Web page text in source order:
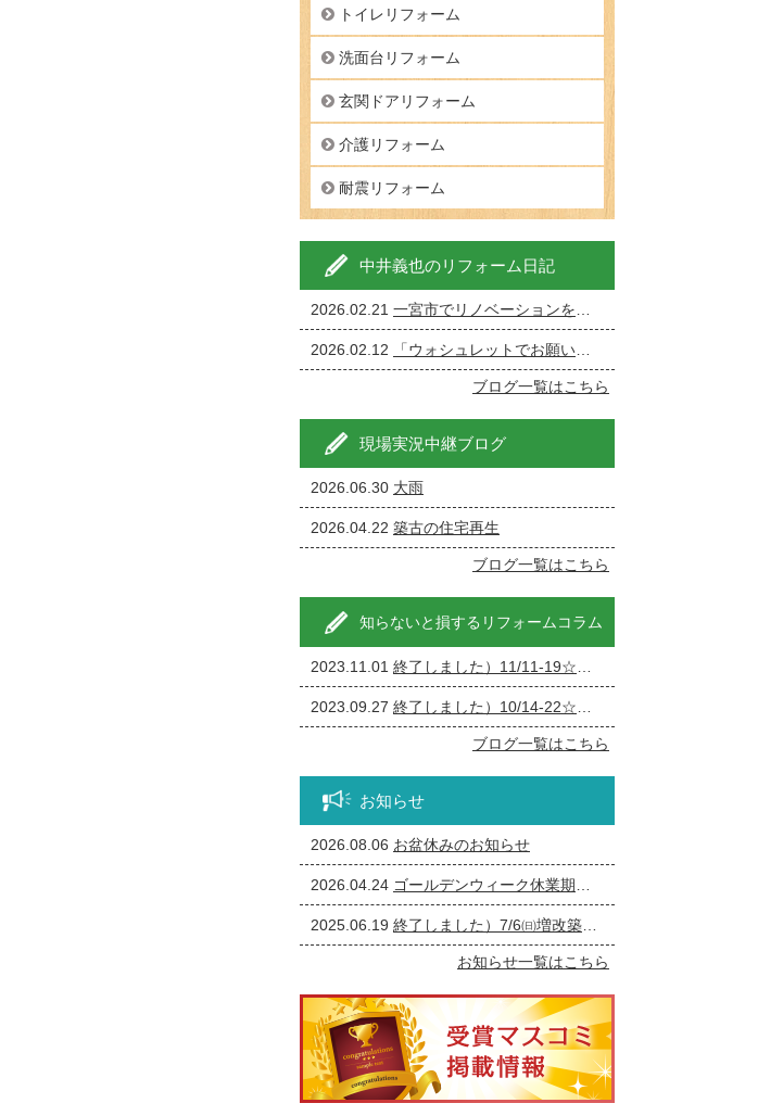
トイレリフォーム
洗面台リフォーム
玄関ドアリフォーム
介護リフォーム
耐震リフォーム
中井義也のリフォーム日記
2026.02.21 一宮市でリノベーションを成功させる完全ガイド
2026.02.12 「ウォシュレットでお願いします」←現場が一番ざわつく一言です。
ブログ一覧はこちら
現場実況中継ブログ
2026.06.30 大雨
2026.04.22 築古の住宅再生
ブログ一覧はこちら
知らないと損するリフォームコラム
2023.11.01 終了しました）11/11-19☆家の修理・リフォーム・リノベーション相談会
2023.09.27 終了しました）10/14-22☆一宮市の個人事業主の方必見！事務所の修繕・リフォーム相談会
ブログ一覧はこちら
お知らせ
2026.08.06 お盆休みのお知らせ
2026.04.24 ゴールデンウィーク休業期間のお知らせ
2025.06.19 終了しました）7/6㈰増改築・リフォームまつり
お知らせ一覧はこちら